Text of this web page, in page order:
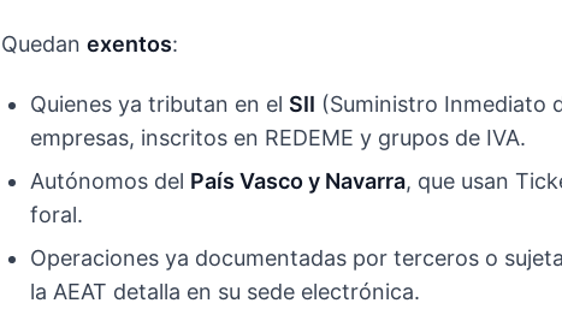
Quedan exentos:
Quienes ya tributan en el SII (Suministro Inmediato
empresas, inscritos en REDEME y grupos de IVA.
Autónomos del País Vasco y Navarra, que usan
foral.
Operaciones ya documentadas por terceros o
la AEAT detalla en su sede electrónica.